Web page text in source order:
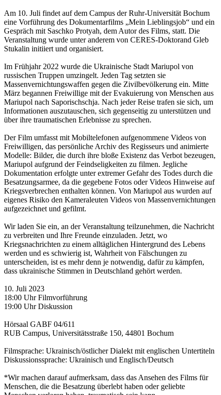
Am 10. Juli findet auf dem Campus der Ruhr-Universität Bochum
eine Vorführung des Dokumentarfilms „Mein Lieblingsjob“ und ein
Gespräch mit Saschko Protyah, dem Autor des Films, statt. Die
Veranstaltung wurde unter anderem von CERES-Doktorand Gleb
Stukalin initiiert und organisiert.
Im Frühjahr 2022 wurde die Ukrainische Stadt Mariupol von
russischen Truppen umzingelt. Jeden Tag setzten sie
Massenvernichtungswaffen gegen die Zivilbevölkerung ein. Mitte
März begannen Freiwillige mit der Evakuierung von Menschen aus
Mariupol nach Saporischschja. Nach jeder Reise trafen sie sich, um
Informationen auszutauschen, sich gegenseitig zu unterstützen und
über ihre traumatischen Erlebnisse zu sprechen.
Der Film umfasst mit Mobiltelefonen aufgenommene Videos von
Freiwilligen, das persönliche Archiv des Regisseurs und animierte
Modelle: Bilder, die durch ihre bloße Existenz das Verbot bezeugen,
Mariupol aufgrund der Feindseligkeiten zu filmen. Jegliche
Dokumentation erfolgte unter extremer Gefahr des Todes durch die
Besatzungsarmee, da die gegebene Fotos oder Videos Hinweise auf
Kriegsverbrechen enthalten können. Von Mariupol aus wurden auf
eigenes Risiko den Kameraleuten Videos von Massenvernichtungen
aufgezeichnet und gefilmt.
Wir laden Sie ein, an der Veranstaltung teilzunehmen, die Nachricht
zu verbreiten und Ihre Freunde einzuladen. Jetzt, wo
Kriegsnachrichten zu einem alltäglichen Hintergrund des Lebens
werden und es schwierig ist, Wahrheit von Fälschungen zu
unterscheiden, ist es mehr denn je notwendig, dafür zu kämpfen,
dass ukrainische Stimmen in Deutschland gehört werden.
10. Juli 2023
18:00 Uhr Filmvorführung
19:00 Uhr Diskussion
Hörsaal GABF 04/611
RUB Campus, Universitätsstraße 150, 44801 Bochum
Filmsprache: Ukrainisch/östlicher Dialekt mit englischen Untertiteln
Diskussionssprache: Ukrainisch und Englisch/Deutsch
*Wir machen darauf aufmerksam, dass das Ansehen des Films für
Menschen, die die Besatzung überlebt haben oder geliebte